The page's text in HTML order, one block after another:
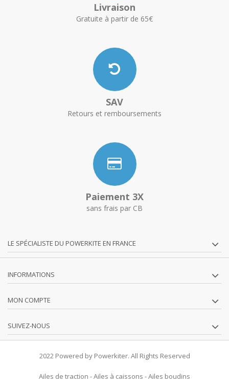
Livraison
Gratuite à partir de 65€
SAV
Retours et remboursements
Paiement 3X
sans frais par CB
LE SPÉCIALISTE DU POWERKITE EN FRANCE
INFORMATIONS
MON COMPTE
SUIVEZ-NOUS
2022 Powered by Powerkiter. All Rights Reserved
Ailes de traction -Ailes à caissons -Ailes boudins